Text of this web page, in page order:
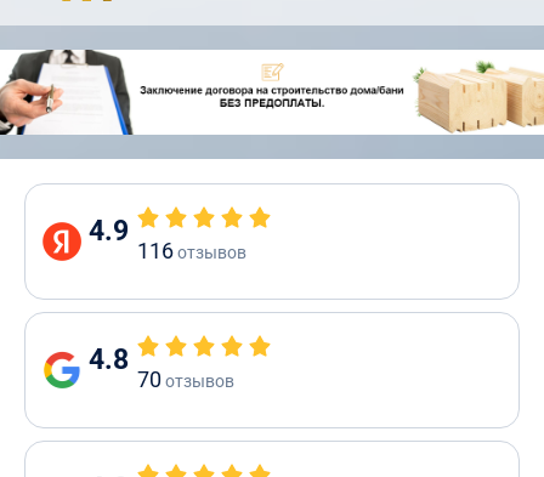
4.9
116отзывов
4.8
70отзывов